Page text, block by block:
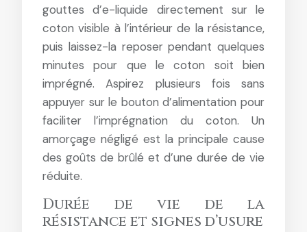
gouttes d’e-liquide directement sur le
coton visible à l’intérieur de la résistance,
puis laissez-la reposer pendant quelques
minutes pour que le coton soit bien
imprégné. Aspirez plusieurs fois sans
appuyer sur le bouton d’alimentation pour
faciliter l’imprégnation du coton. Un
amorçage négligé est la principale cause
des goûts de brûlé et d’une durée de vie
réduite.
Durée de vie de la
résistance et signes d’usure